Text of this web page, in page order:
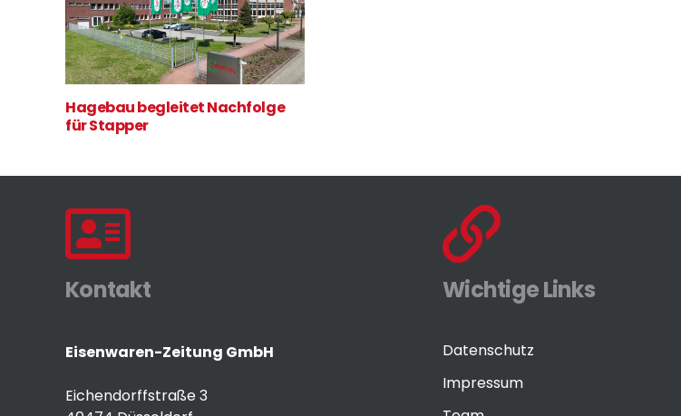
Hagebau begleitet Nachfolge
für Stapper
Kontakt
Eisenwaren-Zeitung GmbH
Eichendorffstraße 3
Wichtige Links
Datenschutz
Impressum